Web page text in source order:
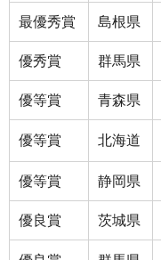
最優秀賞 島根県
優秀賞 群馬県
優等賞 青森県
優等賞 北海道
優等賞 静岡県
優良賞 茨城県